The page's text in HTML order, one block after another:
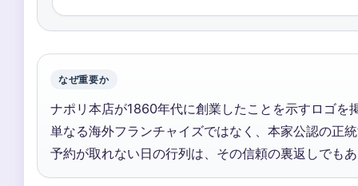
なぜ重要か
ナポリ本店が1860年代に創業したことを示すロゴを
単なる海外フランチャイズではなく、本家公認の正
予約が取れない日の行列は、その信頼の裏返しでも